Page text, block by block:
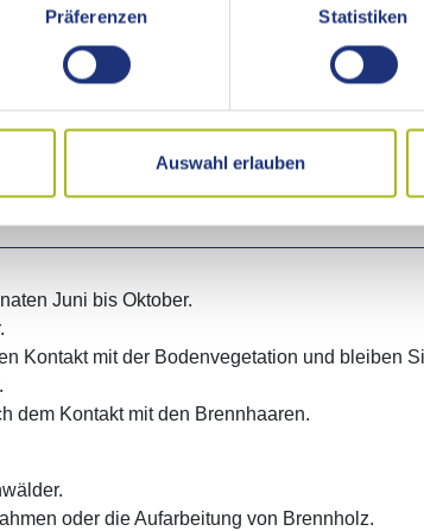
Präferenzen Statistiken
Auswahl erlauben
aus, die sehr unterschiedlich ausfallen
können zu schmerzhaftem
auf.
Juni bis Oktober.
Kontakt mit der Bodenvegetation und bleiben
dem Kontakt mit den Brennhaaren.
oder die Aufarbeitung von Brennholz.